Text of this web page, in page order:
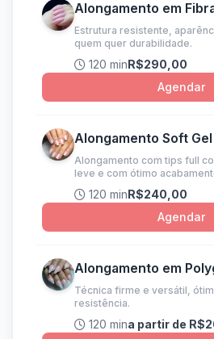
Alongamento em
Estrutura resistente,
quem quer durabilidade.
120 minR$290,00
Agendar
Alongamento Soft
Alongamento com tips full
leve e com ótimo
120 minR$240,00
Agendar
Alongamento em
Técnica firme e versátil,
resistência.
120 mina partir de